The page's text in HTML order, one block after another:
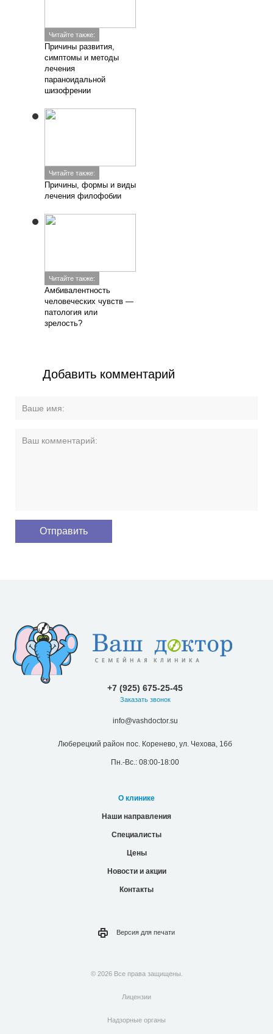
Читайте также:
Причины развития,
симптомы и методы
лечения
параноидальной
шизофрении
Читайте также:
Причины, формы и виды
лечения филофобии
Читайте также:
Амбивалентность
человеческих чувств —
патология или
зрелость?
Добавить комментарий
+7 (925) 675-25-45
Заказать звонок
info@vashdoctor.su
Люберецкий район пос. Коренево, ул. Чехова, 16б
Пн.-Вс.: 08:00-18:00
О клинике
Наши направления
Специалисты
Цены
Новости и акции
Контакты
Версия для печати
© 2026 Все права защищены.
Лицензии
Надзорные органы